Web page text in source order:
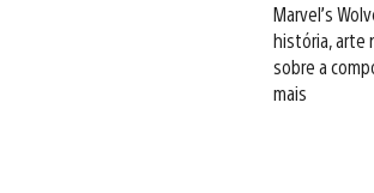
Marvel’s
história, arte
sobre a
mais